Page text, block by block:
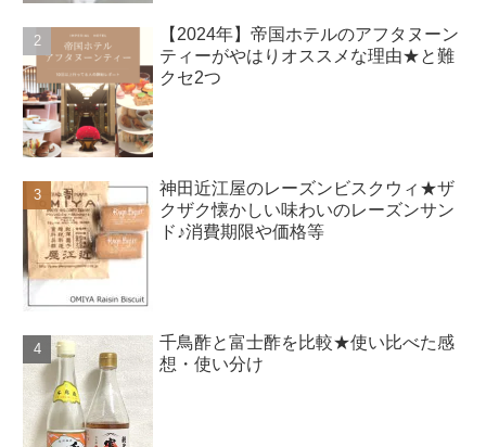
【2024年】帝国ホテルのアフタヌーン
ティーがやはりオススメな理由★と難
クセ2つ
神田近江屋のレーズンビスクウィ★ザ
クザク懐かしい味わいのレーズンサン
ド♪消費期限や価格等
千鳥酢と富士酢を比較★使い比べた感
想・使い分け